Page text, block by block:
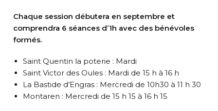
Chaque session débutera en septembre et
comprendra 6 séances d’1h avec des bénévoles
formés.
Saint Quentin la poterie : Mardi
Saint Victor des Oules : Mardi de 15 h à 16 h
La Bastide d’Engras : Mercredi de 10h30 à 11 h 30
Montaren : Mercredi de 15 h 15 à 16 h 15